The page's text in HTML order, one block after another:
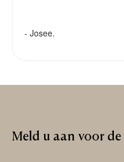
- Josee.
Meld u aan voor de